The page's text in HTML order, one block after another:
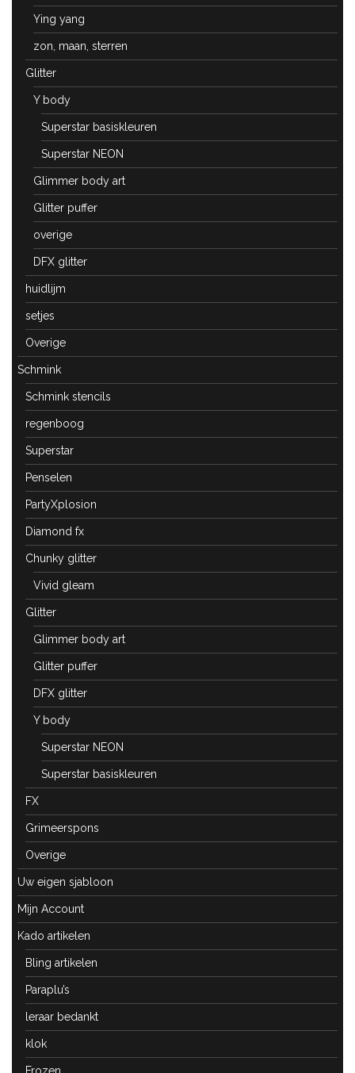
Ying yang
zon, maan, sterren
Glitter
Y body
Superstar basiskleuren
Superstar NEON
Glimmer body art
Glitter puffer
overige
DFX glitter
huidlijm
setjes
Overige
Schmink
Schmink stencils
regenboog
Superstar
Penselen
PartyXplosion
Diamond fx
Chunky glitter
Vivid gleam
Glitter
Glimmer body art
Glitter puffer
DFX glitter
Y body
Superstar NEON
Superstar basiskleuren
FX
Grimeerspons
Overige
Uw eigen sjabloon
Mijn Account
Kado artikelen
Bling artikelen
Paraplu’s
leraar bedankt
klok